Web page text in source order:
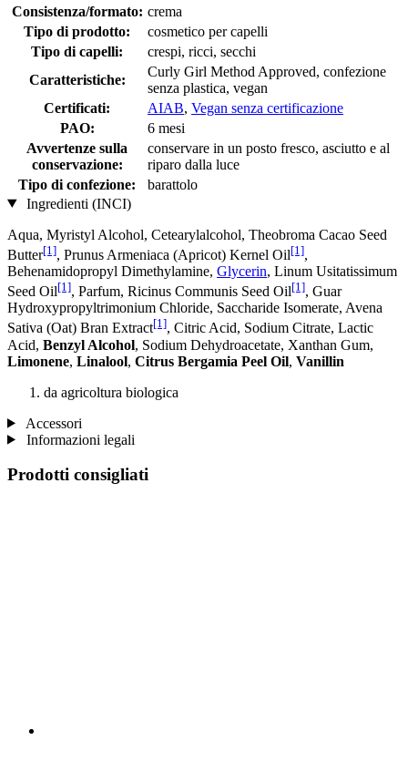
Consistenza/formato: crema
Tipo di prodotto:
cosmetico per capelli
Tipo di capelli:
crespi, ricci, secchi
Caratteristiche:
Curly Girl Method Approved, confezione
senza plastica, vegan
Certificati:
AIAB, Vegan senza certificazione
PAO:
6 mesi
Avvertenze sulla
conservazione:
conservare in un posto fresco, asciutto e al
riparo dalla luce
Tipo di confezione:
barattolo
Ingredienti (INCI)
Aqua, Myristyl Alcohol, Cetearylalcohol, Theobroma Cacao Seed
Butter[1], Prunus Armeniaca (Apricot) Kernel Oil[1],
Behenamidopropyl Dimethylamine, Glycerin, Linum Usitatissimum
Seed Oil[1], Parfum, Ricinus Communis Seed Oil[1], Guar
Hydroxypropyltrimonium Chloride, Saccharide Isomerate, Avena
Sativa (Oat) Bran Extract[1], Citric Acid, Sodium Citrate, Lactic
Acid, Benzyl Alcohol, Sodium Dehydroacetate, Xanthan Gum,
Limonene, Linalool, Citrus Bergamia Peel Oil, Vanillin
da agricoltura biologica
Accessori
Informazioni legali
Prodotti consigliati